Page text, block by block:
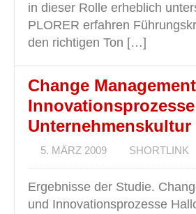
in dieser Rolle erheblich
PLORER erfahren
den richtigen Ton […]
Change
Unternehmenskultur
5. MÄRZ 2009 SHORTLINK
Ergebnisse der Studie.
und Innovationsprozesse